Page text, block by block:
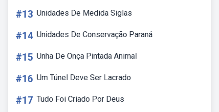
#13 Unidades De Medida Siglas
#14 Unidades De Conservação Paraná
#15 Unha De Onça Pintada Animal
#16 Um Túnel Deve Ser Lacrado
#17 Tudo Foi Criado Por Deus